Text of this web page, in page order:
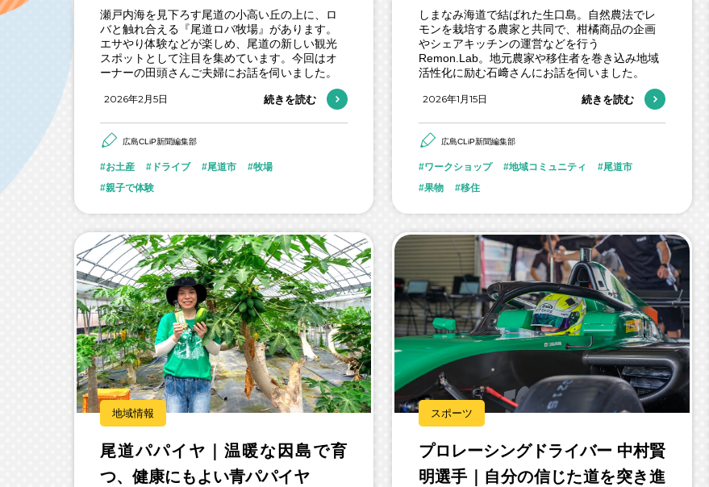
瀬戸内海を見下ろす尾道の小高い丘の上に、ロ
バと触れ合える『尾道ロバ牧場』があります。
エサやり体験などが楽しめ、尾道の新しい観光
スポットとして注目を集めています。今回はオ
ーナーの田頭さんご夫婦にお話を伺いました。
2026年2月5日 続きを読む
広島CLiP新聞編集部
お土産 ドライブ 尾道市
牧場
親子で体験
しまなみ海道で結ばれた生口島。自然農法でレ
モンを栽培する農家と共同で、柑橘商品の企画
やシェアキッチンの運営などを行う
Remon.Lab。地元農家や移住者を巻き込み地域
活性化に励む石﨑さんにお話を伺いました。
2026年1月15日 続きを読む
広島CLiP新聞編集部
ワークショップ 地域コミュニティ
尾道市
果物
移住
地域情報
尾道パパイヤ｜温暖な因島で育
つ、健康にもよい青パパイヤ
スポーツ
プロレーシングドライバー 中村賢
明選手｜自分の信じた道を突き進